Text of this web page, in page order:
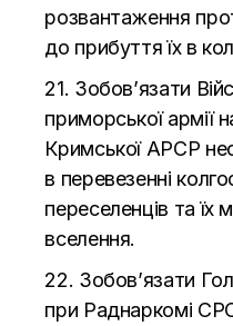
розвантаження
до прибуття їх в
21. Зобов’язати
приморської армії
Кримської АРСР
в перевезенні
переселенців та їх
вселення.
22. Зобов’язати
при Раднаркомі